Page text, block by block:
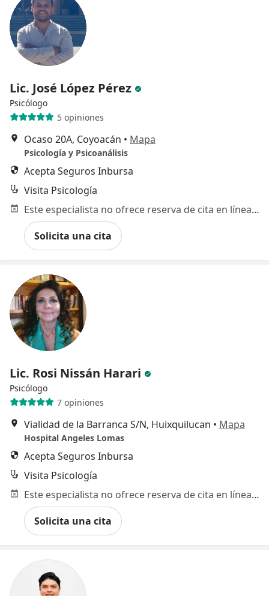
Lic. José López Pérez
Psicólogo
5 opiniones
Ocaso 20A, Coyoacán • Mapa
Psicología y Psicoanálisis
Acepta Seguros Inbursa
Visita Psicología
Este especialista no ofrece reserva de cita en línea en esta dirección.
Solicita una cita
Lic. Rosi Nissán Harari
Psicólogo
7 opiniones
Vialidad de la Barranca S/N, Huixquilucan • Mapa
Hospital Angeles Lomas
Acepta Seguros Inbursa
Visita Psicología
Este especialista no ofrece reserva de cita en línea en esta dirección.
Solicita una cita